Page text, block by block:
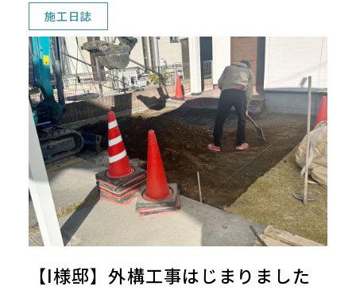
施工日誌
【I様邸】外構工事はじまりました